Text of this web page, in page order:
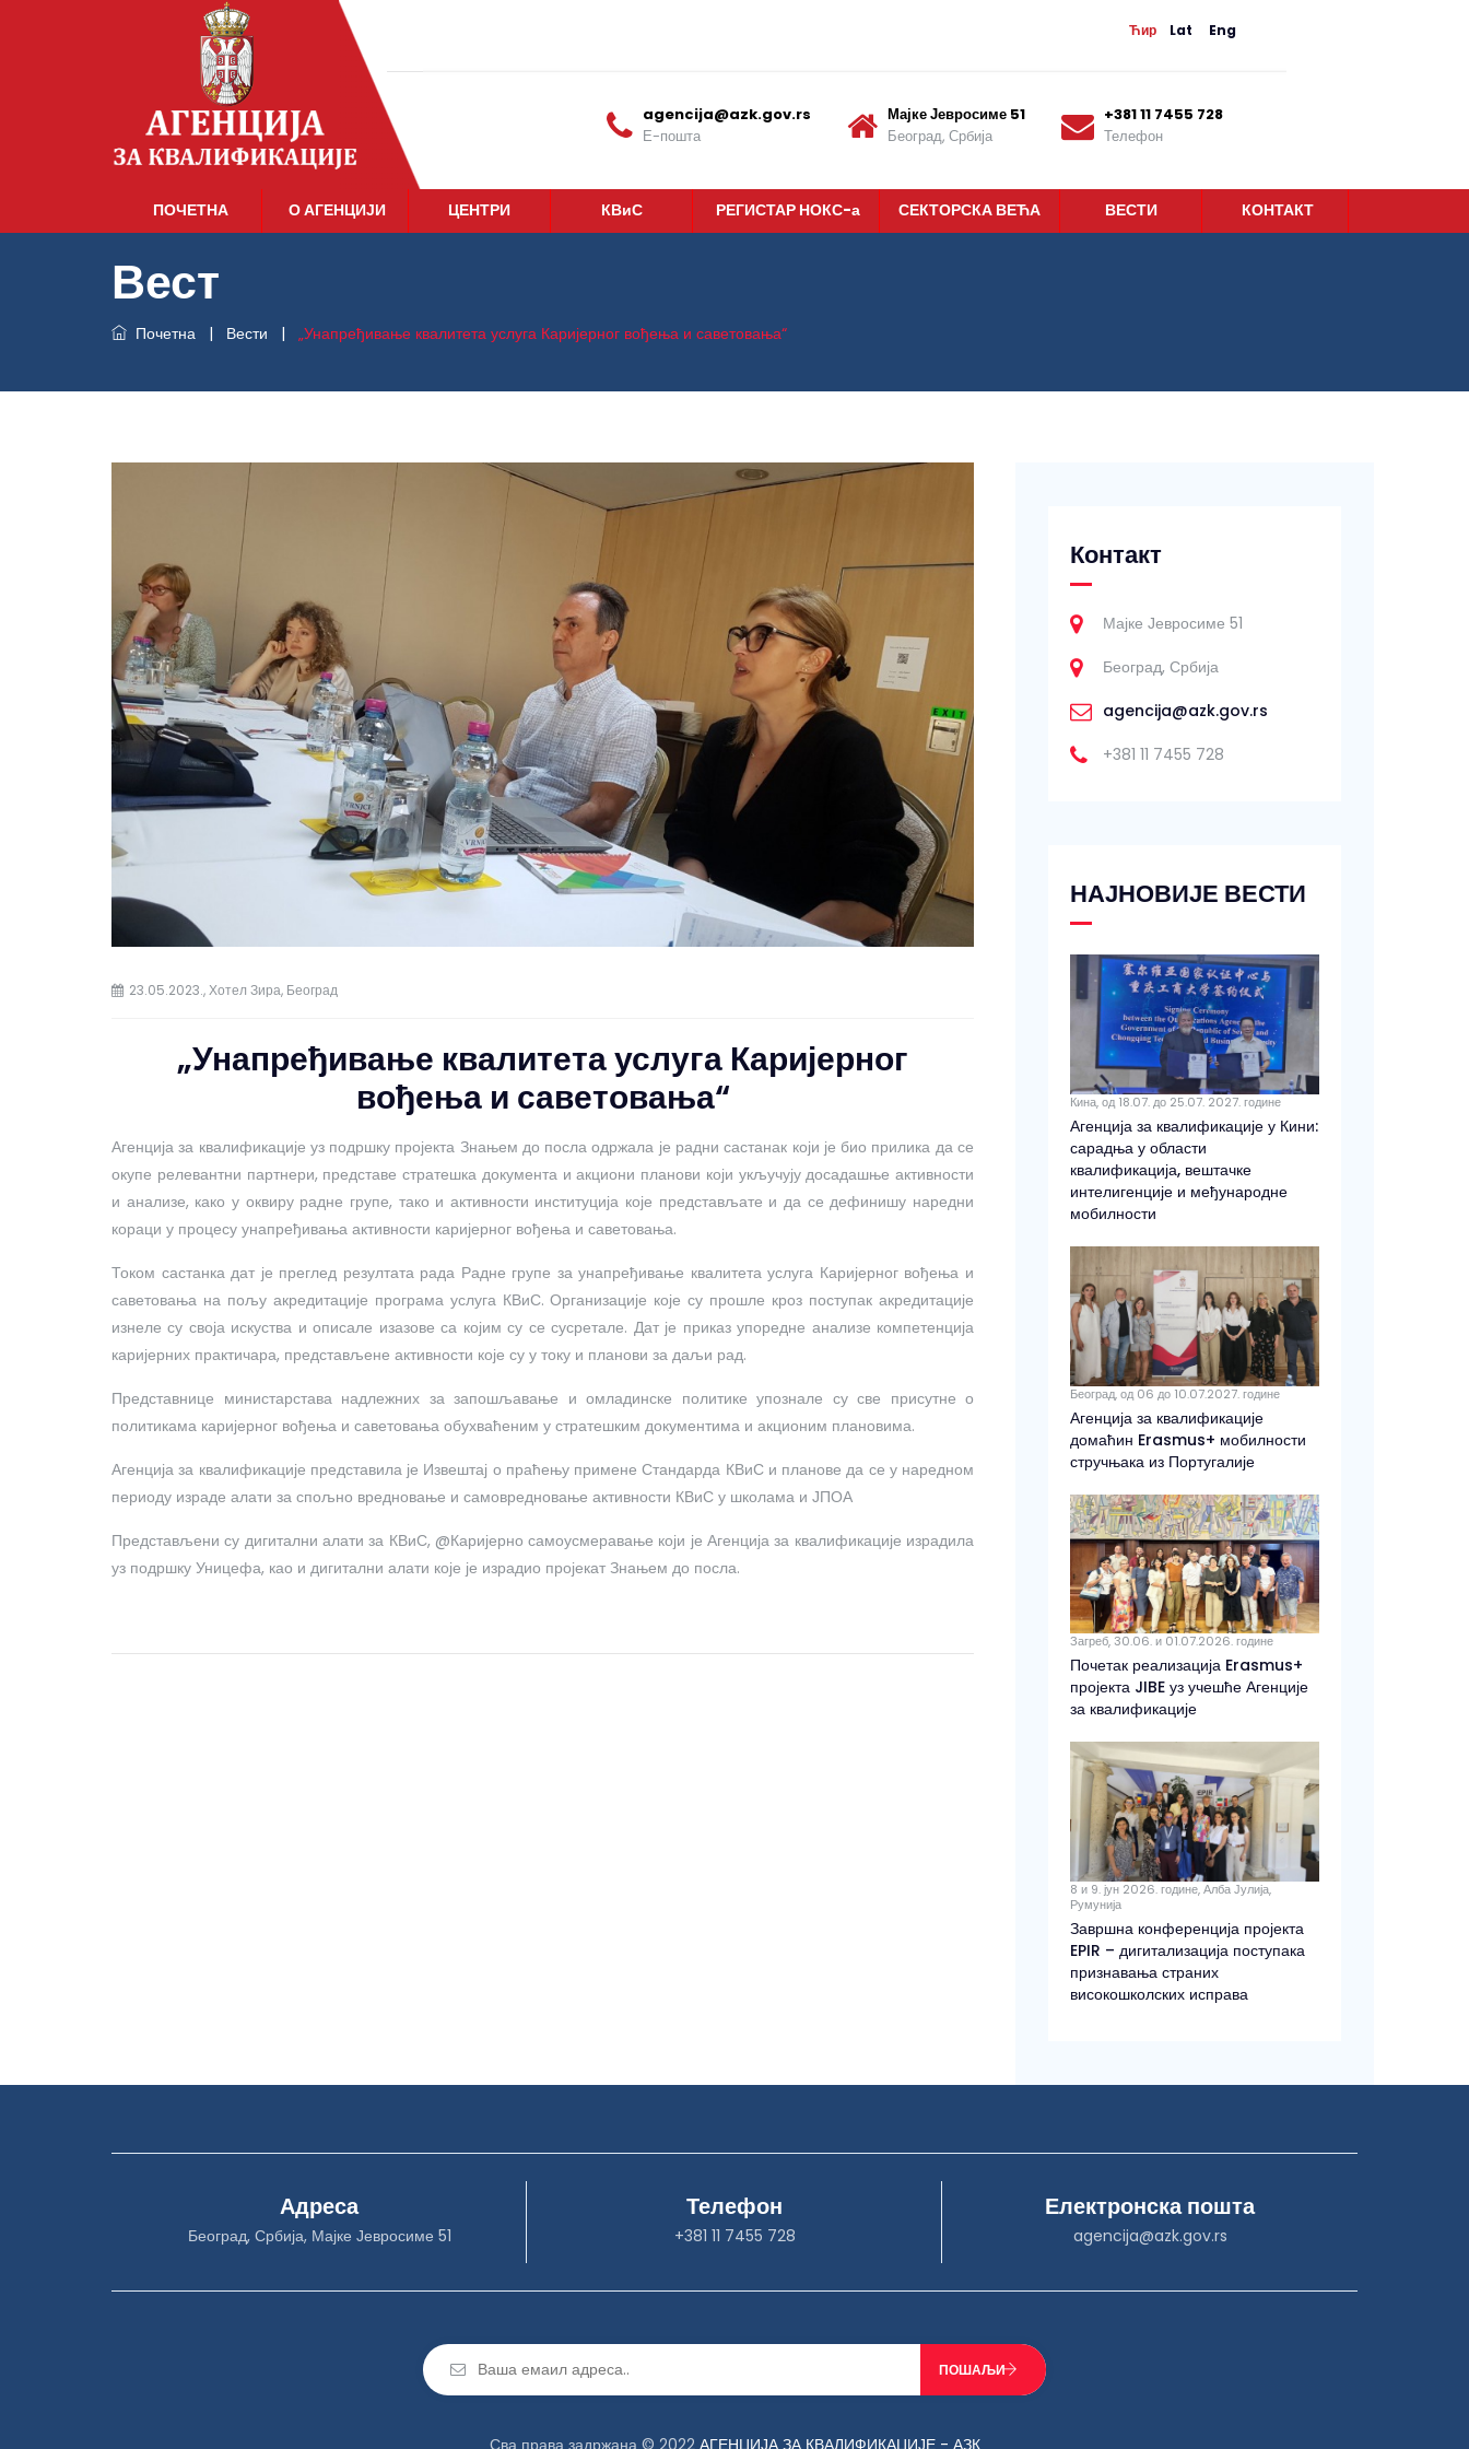
Ћир Lat Eng
agencija@azk.gov.rs
Е-пошта
Мајке Јевросиме 51
Београд, Србија
+381 11 7455 728
Телефон
ПОЧЕТНА О АГЕНЦИЈИ ЦЕНТРИ КВиС РЕГИСТАР НОКС-а СЕКТОРСКА ВЕЋА ВЕСТИ КОНТАКТ
Вест
Почетна | Вести | „Унапређивање квалитета услуга Каријерног вођења и саветовања“
23.05.2023., Хотел Зира, Београд
„Унапређивање квалитета услуга Каријерног
вођења и саветовања“
Агенција за квалификације уз подршку пројекта Знањем до посла одржала је радни састанак који је био прилика да се
окупе релевантни партнери, представе стратешка документа и акциони планови који укључују досадашње активности
и анализе, како у оквиру радне групе, тако и активности институција које представљате и да се дефинишу наредни
кораци у процесу унапређивања активности каријерног вођења и саветовања.
Током састанка дат је преглед резултата рада Радне групе за унапређивање квалитета услуга Каријерног вођења и
саветовања на пољу акредитације програма услуга КВиС. Организације које су прошле кроз поступак акредитације
изнеле су своја искуства и описале изазове са којим су се сусретале. Дат је приказ упоредне анализе компетенција
каријерних практичара, представљене активности које су у току и планови за даљи рад.
Представнице министарстава надлежних за запошљавање и омладинске политике упознале су све присутне о
политикама каријерног вођења и саветовања обухваћеним у стратешким документима и акционим плановима.
Агенција за квалификације представила је Извештај о праћењу примене Стандарда КВиС и планове да се у наредном
периоду израде алати за спољно вредновање и самовредновање активности КВиС у школама и ЈПОА
Представљени су дигитални алати за КВиС, @Каријерно самоусмеравање који је Агенција за квалификације израдила
уз подршку Уницефа, као и дигитални алати које је израдио пројекат Знањем до посла.
Контакт
Мајке Јевросиме 51
Београд, Србија
agencija@azk.gov.rs
+381 11 7455 728
НАЈНОВИЈЕ ВЕСТИ
Кина, од 18.07. до 25.07. 2027. године
Агенција за квалификације у Кини:
сарадња у области
квалификација, вештачке
интелигенције и међународне
мобилности
Београд, од 06 до 10.07.2027. године
Агенција за квалификације
домаћин Erasmus+ мобилности
стручњака из Португалије
Загреб, 30.06. и 01.07.2026. године
Почетак реализација Erasmus+
пројекта JIBE уз учешће Агенције
за квалификације
8 и 9. јун 2026. године, Алба Јулија,
Румунија
Завршна конференција пројекта
EPIR – дигитализација поступака
признавања страних
високошколских исправа
Адреса
Београд, Србија, Мајке Јевросиме 51
Телефон
+381 11 7455 728
Електронска пошта
agencija@azk.gov.rs